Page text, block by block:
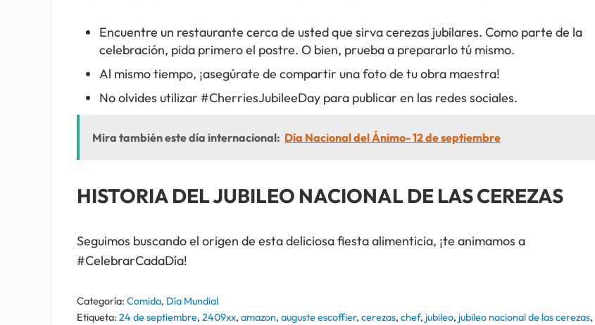
Encuentre un restaurante cerca de usted que sirva cerezas jubilares. Como parte de la
celebración, pida primero el postre. O bien, prueba a prepararlo tú mismo.
Al mismo tiempo, ¡asegúrate de compartir una foto de tu obra maestra!
No olvides utilizar #CherriesJubileeDay para publicar en las redes sociales.
Mira también este día internacional: Día Nacional del Ánimo- 12 de septiembre
HISTORIA DEL JUBILEO NACIONAL DE LAS CEREZAS
Seguimos buscando el origen de esta deliciosa fiesta alimenticia, ¡te animamos a
#CelebrarCadaDía!
Categoría:Comida, Día Mundial
Etiqueta:24 de septiembre,2409xx,amazon,auguste escoffier,cerezas,chef, jubileo, jubileo nacional de las cerezas,